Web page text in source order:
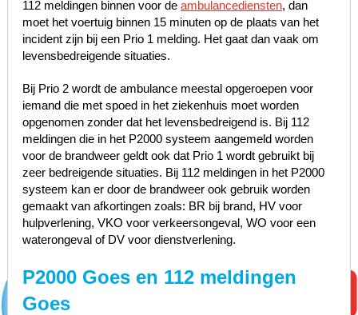
112 meldingen binnen voor de ambulancediensten, dan
moet het voertuig binnen 15 minuten op de plaats van het
incident zijn bij een Prio 1 melding. Het gaat dan vaak om
levensbedreigende situaties.
Bij Prio 2 wordt de ambulance meestal opgeroepen voor
iemand die met spoed in het ziekenhuis moet worden
opgenomen zonder dat het levensbedreigend is. Bij 112
meldingen die in het P2000 systeem aangemeld worden
voor de brandweer geldt ook dat Prio 1 wordt gebruikt bij
zeer bedreigende situaties. Bij 112 meldingen in het P2000
systeem kan er door de brandweer ook gebruik worden
gemaakt van afkortingen zoals: BR bij brand, HV voor
hulpverlening, VKO voor verkeersongeval, WO voor een
waterongeval of DV voor dienstverlening.
P2000 Goes en 112 meldingen
Goes